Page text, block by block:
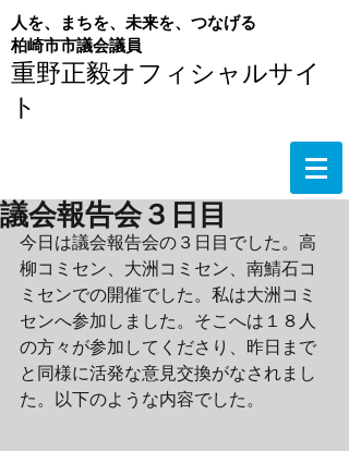
重野正毅オフィシャルサイ
ト
人を、まちを、未来を、つなげる
​柏崎市市議会議員
議会報告会３日目
今日は議会報告会の３日目でした。高
柳コミセン、大洲コミセン、南鯖石コ
ミセンでの開催でした。私は大洲コミ
センへ参加しました。そこへは１８人
の方々が参加してくださり、昨日まで
と同様に活発な意見交換がなされまし
た。以下のような内容でした。